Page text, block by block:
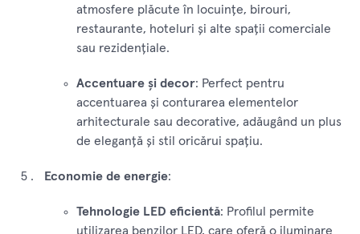
atmosfere plăcute în locuințe, birouri,
restaurante, hoteluri și alte spații comerciale
sau rezidențiale.
Accentuare și decor: Perfect pentru
accentuarea și conturarea elementelor
arhitecturale sau decorative, adăugând un plus
de eleganță și stil oricărui spațiu.
Economie de energie:
Tehnologie LED eficientă: Profilul permite
utilizarea benzilor LED, care oferă o iluminare